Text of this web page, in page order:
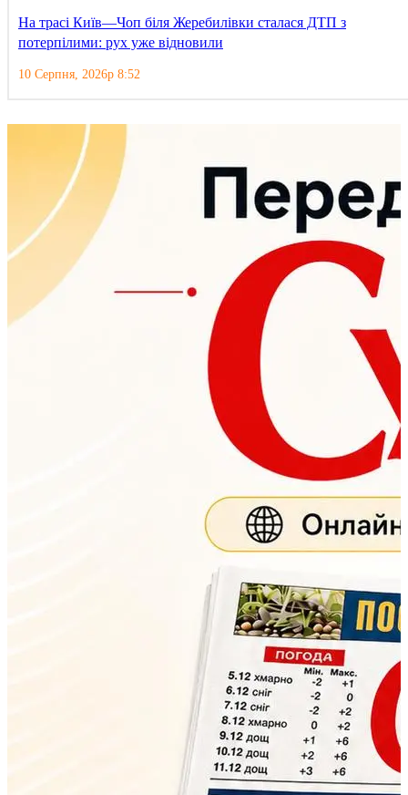
На трасі Київ—Чоп біля Жеребилівки сталася ДТП з
потерпілими: рух уже відновили
10 Серпня, 2026р 8:52